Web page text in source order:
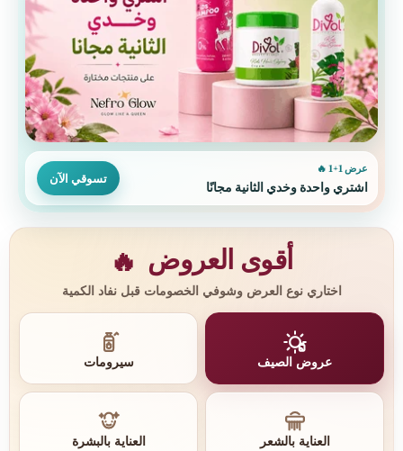
عرض 1+1 🔥
اشتري واحدة وخدي الثانية مجانًا
تسوقي الآن
أقوى العروض 🔥
اختاري نوع العرض وشوفي الخصومات قبل نفاد الكمية
عروض الصيف سيرومات
العناية بالشعر العناية بالبشرة